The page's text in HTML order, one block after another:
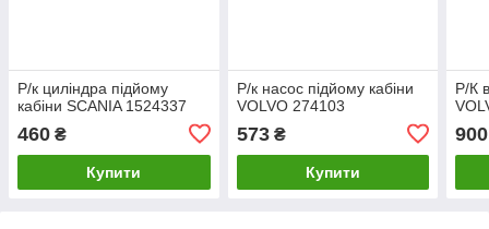
Р/к циліндра підйому
кабіни SCANIA 1524337
460 ₴
Купити
Р/к насос підйому кабіни
VOLVO 274103
573₴
Купити
Р/К
900